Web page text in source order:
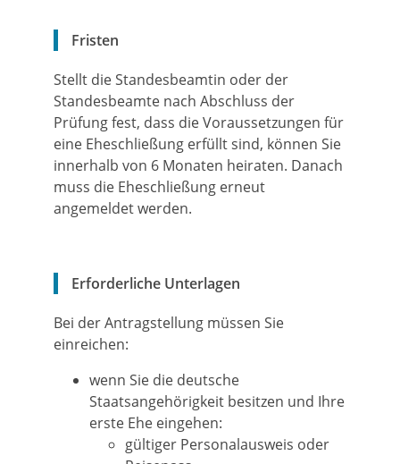
Fristen
Stellt die Standesbeamtin oder der
Standesbeamte nach Abschluss der
Prüfung fest, dass die Voraussetzungen für
eine Eheschließung erfüllt sind, können Sie
innerhalb von 6 Monaten heiraten. Danach
muss die Eheschließung erneut
angemeldet werden.
Erforderliche Unterlagen
Bei der Antragstellung müssen Sie
einreichen:
wenn Sie die deutsche
Staatsangehörigkeit besitzen und Ihre
erste Ehe eingehen:
gültiger Personalausweis oder